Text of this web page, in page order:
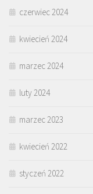
czerwiec 2024
kwiecień 2024
marzec 2024
luty 2024
marzec 2023
kwiecień 2022
styczeń 2022